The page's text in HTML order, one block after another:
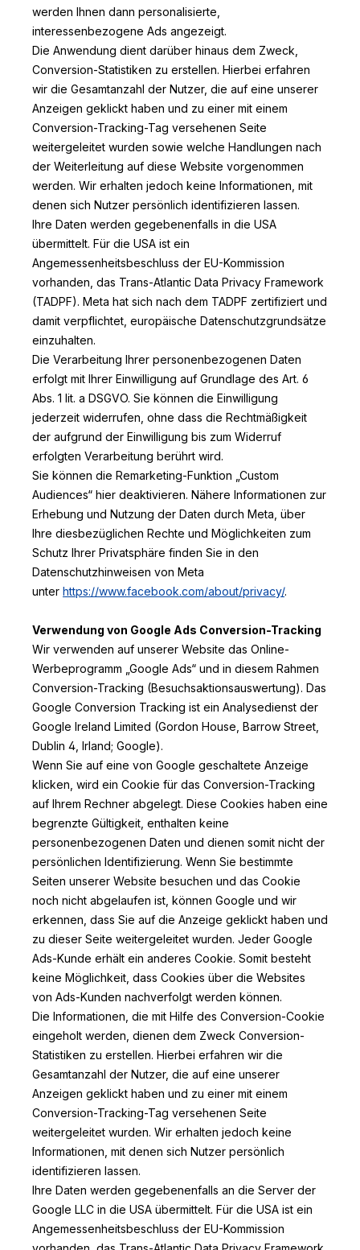
werden Ihnen dann personalisierte,
interessenbezogene Ads angezeigt.
Die Anwendung dient darüber hinaus dem Zweck,
Conversion-Statistiken zu erstellen. Hierbei erfahren
wir die Gesamtanzahl der Nutzer, die auf eine unserer
Anzeigen geklickt haben und zu einer mit einem
Conversion-Tracking-Tag versehenen Seite
weitergeleitet wurden sowie welche Handlungen nach
der Weiterleitung auf diese Website vorgenommen
werden. Wir erhalten jedoch keine Informationen, mit
denen sich Nutzer persönlich identifizieren lassen.
Ihre Daten werden gegebenenfalls in die USA
übermittelt. Für die USA ist ein
Angemessenheitsbeschluss der EU-Kommission
vorhanden, das Trans-Atlantic Data Privacy Framework
(TADPF). Meta hat sich nach dem TADPF zertifiziert und
damit verpflichtet, europäische Datenschutzgrundsätze
einzuhalten.
Die Verarbeitung Ihrer personenbezogenen Daten
erfolgt mit Ihrer Einwilligung auf Grundlage des Art. 6
Abs. 1 lit. a DSGVO. Sie können die Einwilligung
jederzeit widerrufen, ohne dass die Rechtmäßigkeit
der aufgrund der Einwilligung bis zum Widerruf
erfolgten Verarbeitung berührt wird.
Sie können die Remarketing-Funktion „Custom
Audiences“ hier deaktivieren. Nähere Informationen zur
Erhebung und Nutzung der Daten durch Meta, über
Ihre diesbezüglichen Rechte und Möglichkeiten zum
Schutz Ihrer Privatsphäre finden Sie in den
Datenschutzhinweisen von Meta
unter https://www.facebook.com/about/privacy/.
Verwendung von Google Ads Conversion-Tracking
Wir verwenden auf unserer Website das Online-
Werbeprogramm „Google Ads“ und in diesem Rahmen
Conversion-Tracking (Besuchsaktionsauswertung). Das
Google Conversion Tracking ist ein Analysedienst der
Google Ireland Limited (Gordon House, Barrow Street,
Dublin 4, Irland; Google).
Wenn Sie auf eine von Google geschaltete Anzeige
klicken, wird ein Cookie für das Conversion-Tracking
auf Ihrem Rechner abgelegt. Diese Cookies haben eine
begrenzte Gültigkeit, enthalten keine
personenbezogenen Daten und dienen somit nicht der
persönlichen Identifizierung. Wenn Sie bestimmte
Seiten unserer Website besuchen und das Cookie
noch nicht abgelaufen ist, können Google und wir
erkennen, dass Sie auf die Anzeige geklickt haben und
zu dieser Seite weitergeleitet wurden. Jeder Google
Ads-Kunde erhält ein anderes Cookie. Somit besteht
keine Möglichkeit, dass Cookies über die Websites
von Ads-Kunden nachverfolgt werden können.
Die Informationen, die mit Hilfe des Conversion-Cookie
eingeholt werden, dienen dem Zweck Conversion-
Statistiken zu erstellen. Hierbei erfahren wir die
Gesamtanzahl der Nutzer, die auf eine unserer
Anzeigen geklickt haben und zu einer mit einem
Conversion-Tracking-Tag versehenen Seite
weitergeleitet wurden. Wir erhalten jedoch keine
Informationen, mit denen sich Nutzer persönlich
identifizieren lassen.
Ihre Daten werden gegebenenfalls an die Server der
Google LLC in die USA übermittelt. Für die USA ist ein
Angemessenheitsbeschluss der EU-Kommission